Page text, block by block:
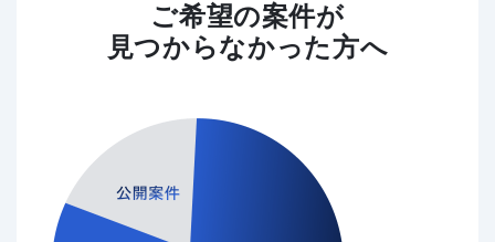
ご希望の案件が
見つからなかった方へ